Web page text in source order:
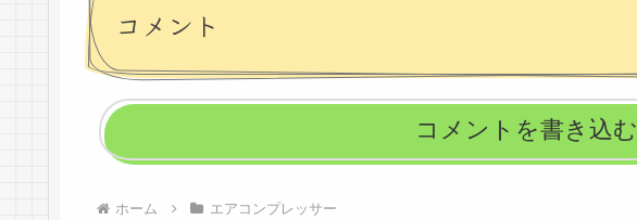
コメント
コメントを書き込む
ホーム エアコンプレッサー